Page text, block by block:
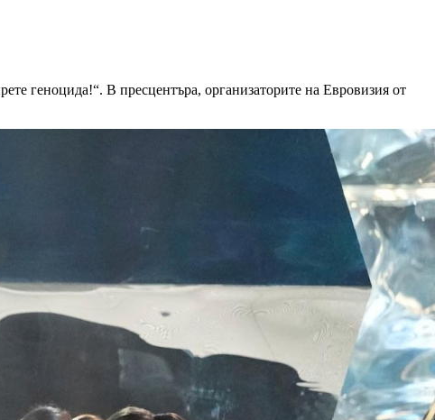
геноцида!“. В пресцентъра, организаторите на Евровизия от